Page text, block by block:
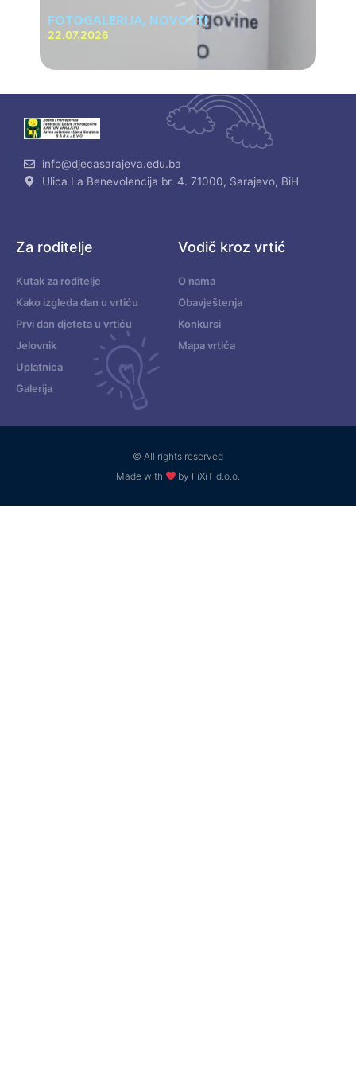
FOTOGALERIJA, NOVOSTI
22.07.2026
info@djecasarajeva.edu.ba
Ulica La Benevolencija br. 4. 71000, Sarajevo, BiH
Za roditelje
Kutak za roditelje
Kako izgleda dan u vrtiću
Prvi dan djeteta u vrtiću
Jelovnik
Uplatnica
Galerija
Vodič kroz vrtić
O nama
Obavještenja
Konkursi
Mapa vrtića
© All rights reserved
Made with
by FiXiT d.o.o.